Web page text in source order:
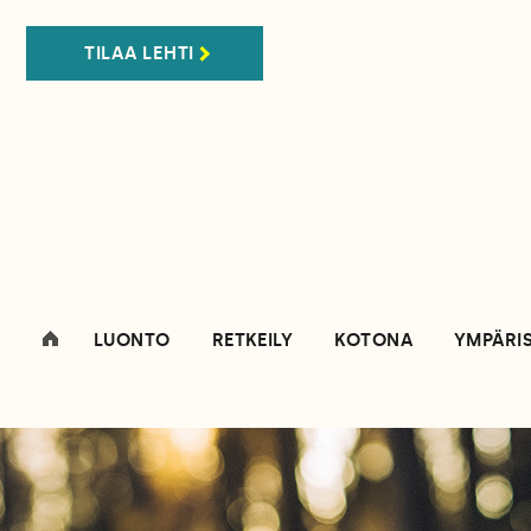
TILAA LEHTI
LUONTO RETKEILY KOTONA